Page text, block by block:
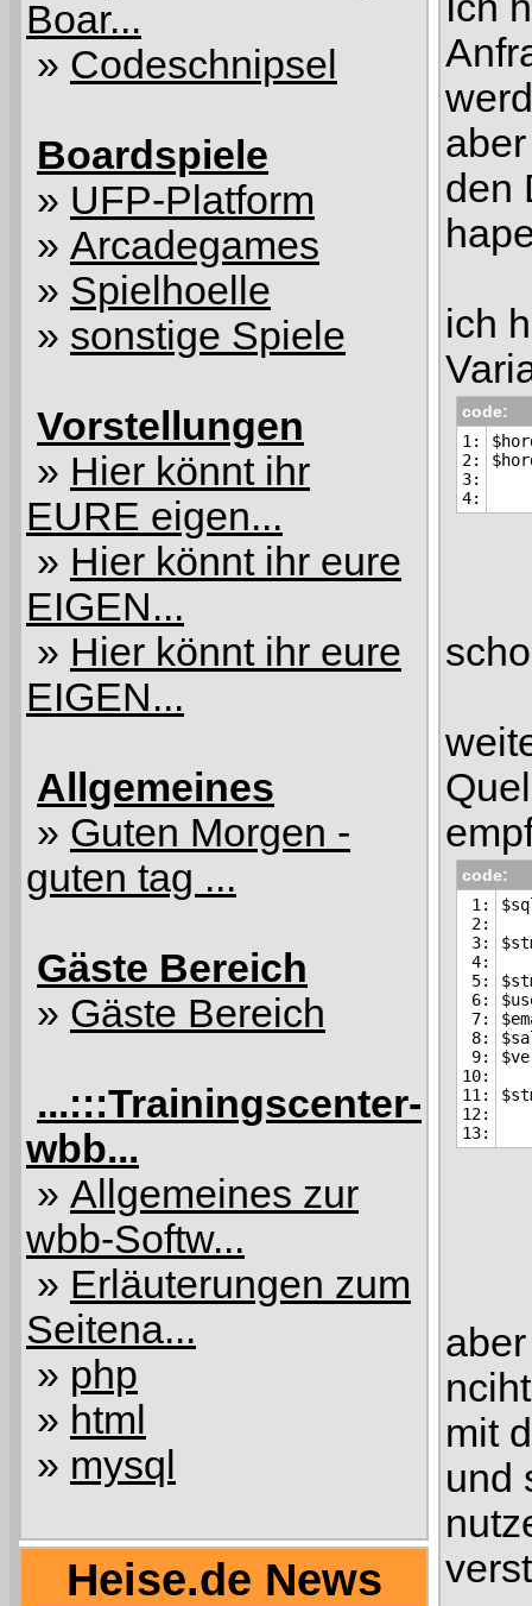
Boar...
» Codeschnipsel
Boardspiele
» UFP-Platform
» Arcadegames
» Spielhoelle
» sonstige Spiele
Vorstellungen
» Hier könnt ihr
EURE eigen...
» Hier könnt ihr eure
EIGEN...
» Hier könnt ihr eure
EIGEN...
Allgemeines
» Guten Morgen -
guten tag ...
Gäste Bereich
» Gäste Bereich
...:::Trainingscenter-
wbb...
» Allgemeines zur
wbb-Softw...
» Erläuterungen zum
Seitena...
» php
» html
» mysql
Heise.de News
den
ich
code:
1:
2:
3:
code:
1:
2:
3:
4:
5:
6:
7:
8:
9:
10:
11:
12:
mit
und